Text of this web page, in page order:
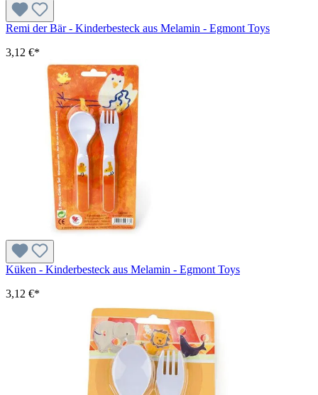
Remi der Bär - Kinderbesteck aus Melamin - Egmont Toys
3,12 €*
Küken - Kinderbesteck aus Melamin - Egmont Toys
3,12 €*